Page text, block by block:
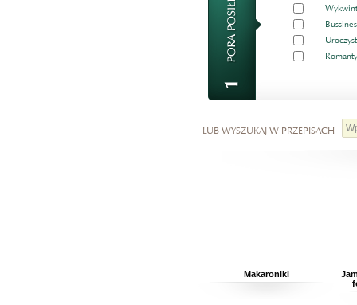
LUB WYSZUKAJ W PRZEPISACH
Makaroniki